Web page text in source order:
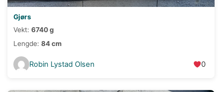
Gjørs
Vekt: 6740 g
Lengde: 84 cm
Robin Lystad Olsen 0